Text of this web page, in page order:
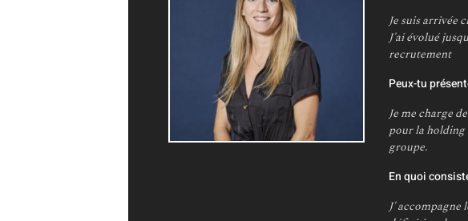
Je suis arrivée
J'ai évolué
recrutement
Peux-tu
Je me charge
pour la holding
groupe.
En quoi
J' accompagne